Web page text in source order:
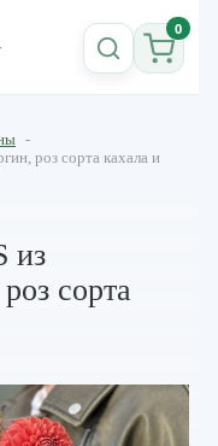
0
-
роз сорта кахала и
из
сорта